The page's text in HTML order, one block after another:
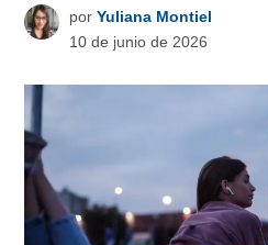
por Yuliana Montiel
10 de junio de 2026